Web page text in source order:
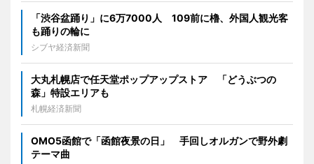
「渋谷盆踊り」に6万7000人 109前に櫓、外国人観光客
も踊りの輪に
シブヤ経済新聞
大丸札幌店で任天堂ポップアップストア 「どうぶつの
森」特設エリアも
札幌経済新聞
OMO5函館で「函館夜景の日」 手回しオルガンで野外劇
テーマ曲